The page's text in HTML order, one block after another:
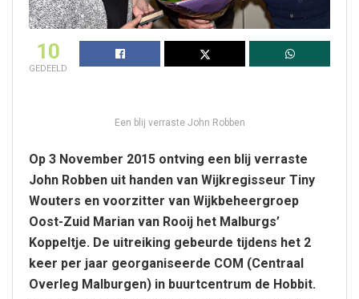
10
GEDEELD
Een blij verraste John Robben
Op 3 November 2015 ontving een blij verraste
John Robben uit handen van Wijkregisseur Tiny
Wouters en voorzitter van Wijkbeheergroep
Oost-Zuid Marian van Rooij het Malburgs’
Koppeltje. De uitreiking gebeurde tijdens het 2
keer per jaar georganiseerde COM (Centraal
Overleg Malburgen) in buurtcentrum de Hobbit.